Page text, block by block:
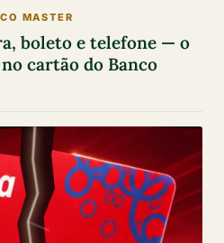
MASTER
boleto e telefone — o
cartão do Banco